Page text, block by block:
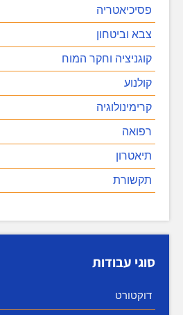
פסיכיאטריה
צבא וביטחון
קוגניציה וחקר המוח
קולנוע
קרימינולוגיה
רפואה
תיאטרון
תקשורת
סוגי עבודות
דוקטורט